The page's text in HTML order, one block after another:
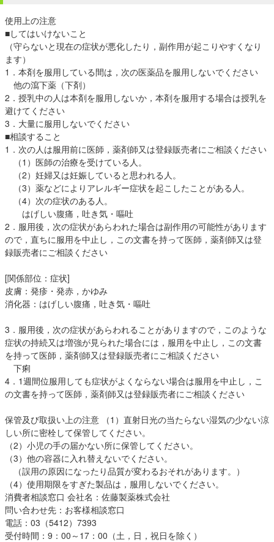
使用上の注意
■してはいけないこと
（守らないと現在の症状が悪化したり，副作用が起こりやすくなり
ます）
1．本剤を服用している間は，次の医薬品を服用しないでください
他の瀉下薬（下剤）
2．授乳中の人は本剤を服用しないか，本剤を服用する場合は授乳を
避けてください
3．大量に服用しないでください
■相談すること
1．次の人は服用前に医師，薬剤師又は登録販売者にご相談ください
（1）医師の治療を受けている人。
（2）妊婦又は妊娠していると思われる人。
（3）薬などによりアレルギー症状を起こしたことがある人。
（4）次の症状のある人。
はげしい腹痛，吐き気・嘔吐
2．服用後，次の症状があらわれた場合は副作用の可能性があります
ので，直ちに服用を中止し，この文書を持って医師，薬剤師又は登
録販売者にご相談ください
[関係部位：症状]
皮膚：発疹・発赤，かゆみ
消化器：はげしい腹痛，吐き気・嘔吐
3．服用後，次の症状があらわれることがありますので，このような
症状の持続又は増強が見られた場合には，服用を中止し，この文書
を持って医師，薬剤師又は登録販売者にご相談ください
下痢
4．1週間位服用しても症状がよくならない場合は服用を中止し，こ
の文書を持って医師，薬剤師又は登録販売者にご相談ください
保管及び取扱い上の注意 （1）直射日光の当たらない湿気の少ない涼
しい所に密栓して保管してください。
（2）小児の手の届かない所に保管してください。
（3）他の容器に入れ替えないでください。
（誤用の原因になったり品質が変わるおそれがあります。）
（4）使用期限をすぎた製品は，服用しないでください。
消費者相談窓口 会社名：佐藤製薬株式会社
問い合わせ先：お客様相談窓口
電話：03（5412）7393
受付時間：9：00～17：00（土，日，祝日を除く）